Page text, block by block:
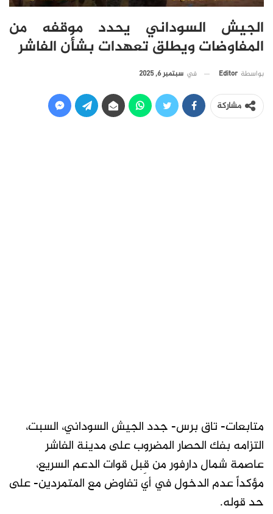
الجيش السوداني يحدد موقفه من
المفاوضات ويطلق تعهدات بشأن الفاشر
بواسطة Editor في سبتمبر 6, 2025
مشاركة
متابعات- تاق برس- جدد الجيش السوداني، السبت،
التزامه بفك الحصار المضروب على مدينة الفاشر
عاصمة شمال دارفور من قِبل قوات الدعم السريع،
مؤكداً عدم الدخول في أي تفاوض مع المتمردين- على
حد قوله.